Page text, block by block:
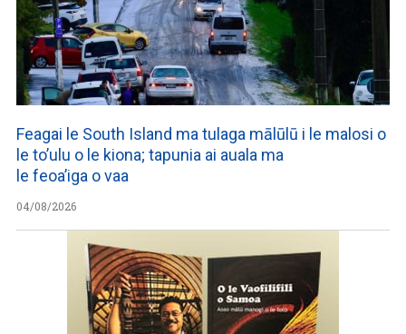
Feagai le South Island ma tulaga mālūlū i le malosi o
le to’ulu o le kiona; tapunia ai auala ma
le feoa’iga o vaa
04/08/2026